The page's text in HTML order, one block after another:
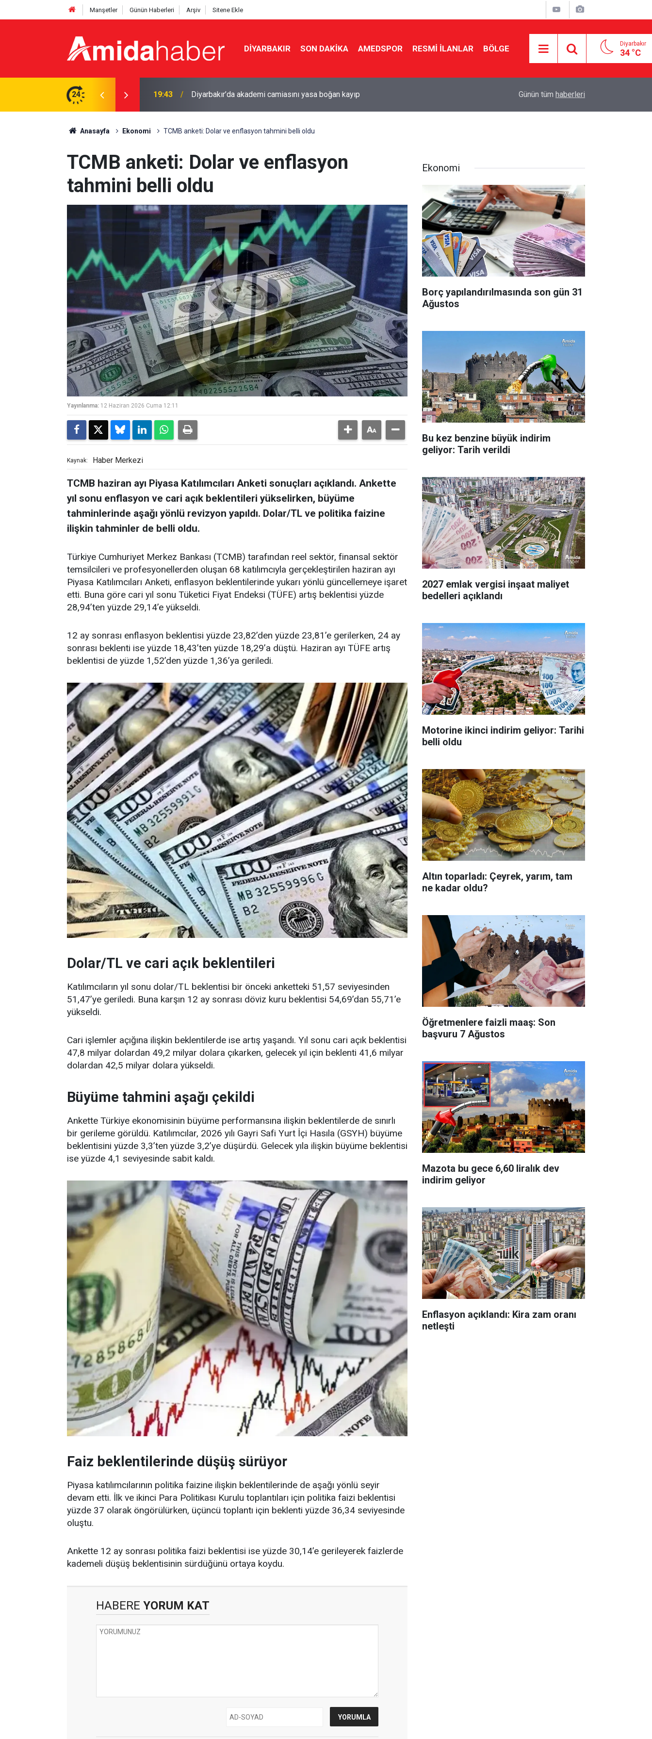
Manşetler Günün Haberleri Arşiv Sitene Ekle
DIYARBAKIR SON DAKIKA AMEDSPOR RESMI İLANLAR BÖLGE Diyarbakır
34 °C
24 18:28
hızlandı
Çerçeve yasada kritik rol oynayacak: MGK
Günün tüm haberleri
Anasayfa Ekonomi TCMB anketi: Dolar ve enflasyon tahmini belli oldu
TCMB anketi: Dolar ve enflasyon
tahmini belli oldu
Yayınlanma: 12 Haziran 2026 Cuma 12:11
Kaynak: Haber Merkezi
TCMB haziran ayı Piyasa Katılımcıları Anketi sonuçları açıklandı. Ankette
yıl sonu enflasyon ve cari açık beklentileri yükselirken, büyüme
tahminlerinde aşağı yönlü revizyon yapıldı. Dolar/TL ve politika faizine
ilişkin tahminler de belli oldu.
Türkiye Cumhuriyet Merkez Bankası (TCMB) tarafından reel sektör, finansal sektör
temsilcileri ve profesyonellerden oluşan 68 katılımcıyla gerçekleştirilen haziran ayı
Piyasa Katılımcıları Anketi, enflasyon beklentilerinde yukarı yönlü güncellemeye işaret
etti. Buna göre cari yıl sonu Tüketici Fiyat Endeksi (TÜFE) artış beklentisi yüzde
28,94’ten yüzde 29,14’e yükseldi.
12 ay sonrası enflasyon beklentisi yüzde 23,82’den yüzde 23,81’e gerilerken, 24 ay
sonrası beklenti ise yüzde 18,43’ten yüzde 18,29’a düştü. Haziran ayı TÜFE artış
beklentisi de yüzde 1,52’den yüzde 1,36’ya geriledi.
Dolar/TL ve cari açık beklentileri
Katılımcıların yıl sonu dolar/TL beklentisi bir önceki anketteki 51,57 seviyesinden
51,47’ye geriledi. Buna karşın 12 ay sonrası döviz kuru beklentisi 54,69’dan 55,71’e
yükseldi.
Cari işlemler açığına ilişkin beklentilerde ise artış yaşandı. Yıl sonu cari açık beklentisi
47,8 milyar dolardan 49,2 milyar dolara çıkarken, gelecek yıl için beklenti 41,6 milyar
dolardan 42,5 milyar dolara yükseldi.
Büyüme tahmini aşağı çekildi
Ankette Türkiye ekonomisinin büyüme performansına ilişkin beklentilerde de sınırlı
bir gerileme görüldü. Katılımcılar, 2026 yılı Gayri Safi Yurt İçi Hasıla (GSYH) büyüme
beklentisini yüzde 3,3’ten yüzde 3,2’ye düşürdü. Gelecek yıla ilişkin büyüme beklentisi
ise yüzde 4,1 seviyesinde sabit kaldı.
Faiz beklentilerinde düşüş sürüyor
Piyasa katılımcılarının politika faizine ilişkin beklentilerinde de aşağı yönlü seyir
devam etti. İlk ve ikinci Para Politikası Kurulu toplantıları için politika faizi beklentisi
yüzde 37 olarak öngörülürken, üçüncü toplantı için beklenti yüzde 36,34 seviyesinde
oluştu.
Ankette 12 ay sonrası politika faizi beklentisi ise yüzde 30,14’e gerileyerek faizlerde
kademeli düşüş beklentisinin sürdüğünü ortaya koydu.
HABERE YORUM KAT
Ekonomi
Borç yapılandırılmasında son gün 31
Ağustos
Bu kez benzine büyük indirim
geliyor: Tarih verildi
2027 emlak vergisi inşaat maliyet
bedelleri açıklandı
Motorine ikinci indirim geliyor: Tarihi
belli oldu
Altın toparladı: Çeyrek, yarım, tam
ne kadar oldu?
Öğretmenlere faizli maaş: Son
başvuru 7 Ağustos
Mazota bu gece 6,60 liralık dev
indirim geliyor
Enflasyon açıklandı: Kira zam oranı
netleşti